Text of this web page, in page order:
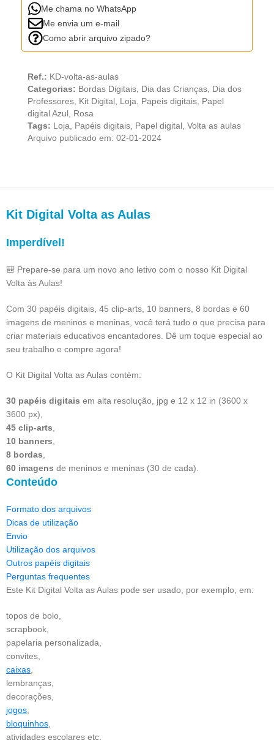
Me chama no WhatsApp
Me envia um e-mail
Como abrir arquivo zipado?
Ref.: KD-volta-as-aulas
Categorias: Bordas Digitais, Dia das Crianças, Dia dos
Professores, Kit Digital, Loja, Papeis digitais, Papel
digital Azul, Rosa
Tags: Loja, Papéis digitais, Papel digital, Volta as aulas
Arquivo publicado em: 02-01-2024
Kit Digital Volta as Aulas
Imperdível!
🎒 Prepare-se para um novo ano letivo com o nosso Kit Digital
Volta às Aulas!
Com 30 papéis digitais, 45 clip-arts, 10 banners, 8 bordas e 60
imagens de meninos e meninas, você terá tudo o que precisa para
criar materiais educativos encantadores. Dê um toque especial ao
seu trabalho e compre agora!
O Kit Digital Volta as Aulas contém:
30 papéis digitais em alta resolução, jpg e 12 x 12 in (3600 x
3600 px),
45 clip-arts,
10 banners,
8 bordas,
60 imagens de meninos e meninas (30 de cada).
Conteúdo
Formato dos arquivos
Dicas de utilização
Envio
Utilização dos arquivos
Outros papéis digitais
Perguntas frequentes
Este Kit Digital Volta as Aulas pode ser usado, por exemplo, em:
topos de bolo,
scrapbook,
papelaria personalizada,
convites,
caixas,
lembranças,
decorações,
jogos,
bloquinhos,
atividades escolares etc.